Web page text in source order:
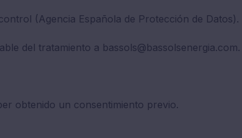
(Agencia Española de Protección de Datos).
del tratamiento a bassols@bassolsenergia.com.
obtenido un consentimiento previo.